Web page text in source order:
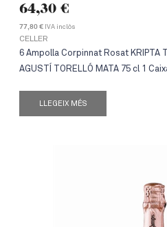
64,30 €
77,80 € IVA inclòs
CELLER
6 Ampolla Corpinnat Rosat KRIPTA
AGUSTÍ TORELLÓ MATA 75 cl 1
LLEGEIX MÉS